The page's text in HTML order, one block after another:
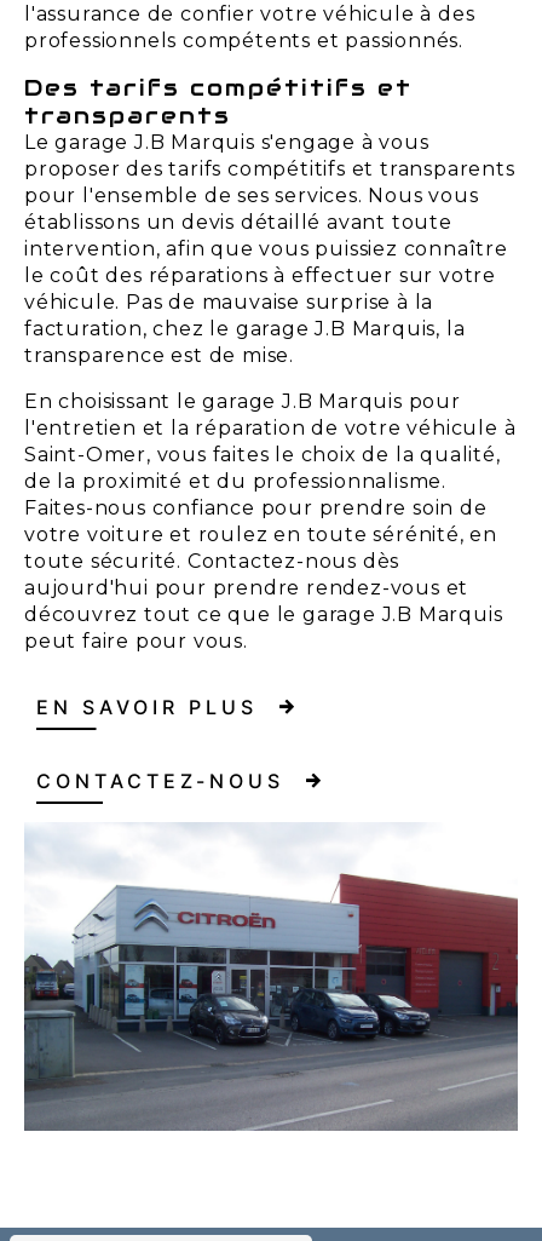
l'assurance de confier votre véhicule à des
professionnels compétents et passionnés.
Des tarifs compétitifs et
transparents
Le garage J.B Marquis s'engage à vous
proposer des tarifs compétitifs et transparents
pour l'ensemble de ses services. Nous vous
établissons un devis détaillé avant toute
intervention, afin que vous puissiez connaître
le coût des réparations à effectuer sur votre
véhicule. Pas de mauvaise surprise à la
facturation, chez le garage J.B Marquis, la
transparence est de mise.
En choisissant le garage J.B Marquis pour
l'entretien et la réparation de votre véhicule à
Saint-Omer, vous faites le choix de la qualité,
de la proximité et du professionnalisme.
Faites-nous confiance pour prendre soin de
votre voiture et roulez en toute sérénité, en
toute sécurité. Contactez-nous dès
aujourd'hui pour prendre rendez-vous et
découvrez tout ce que le garage J.B Marquis
peut faire pour vous.
EN SAVOIR PLUS
CONTACTEZ-NOUS